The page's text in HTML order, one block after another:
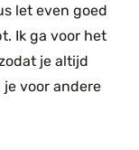
let even goed
Ik ga voor het
je altijd
voor andere